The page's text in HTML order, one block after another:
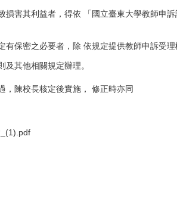
害其利益者，得依 「國立臺東大學教師申
保密之必要者，除 依規定提供教師申訴受
其他相關規定辦理。
，陳校長核定後實施， 修正時亦同